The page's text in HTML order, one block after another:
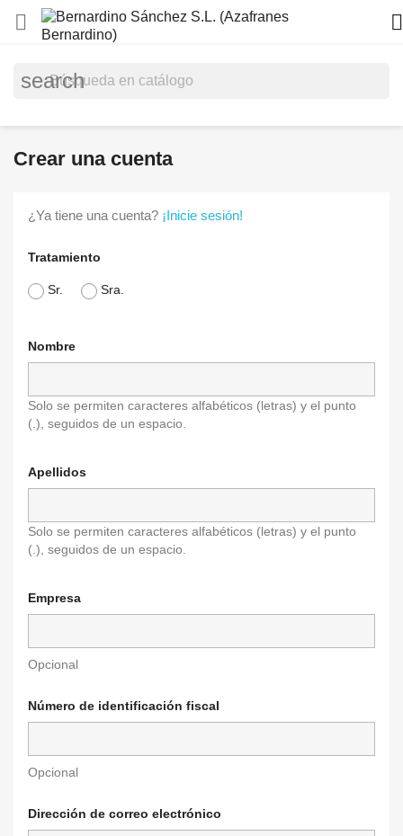
 
search
Crear una cuenta
¿Ya tiene una cuenta? ¡Inicie sesión!
Tratamiento
Sr. Sra.
Nombre
Solo se permiten caracteres alfabéticos (letras) y el punto
(.), seguidos de un espacio.
Apellidos
Solo se permiten caracteres alfabéticos (letras) y el punto
(.), seguidos de un espacio.
Empresa
Opcional
Número de identificación fiscal
Opcional
Dirección de correo electrónico